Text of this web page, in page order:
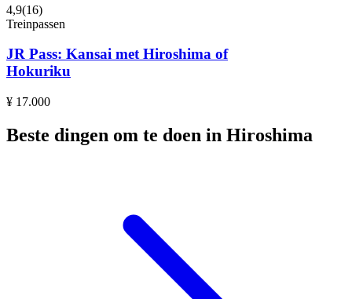
4,9(16)
Treinpassen
JR Pass: Kansai met Hiroshima of
Hokuriku
¥ 17.000
Beste dingen om te doen in Hiroshima